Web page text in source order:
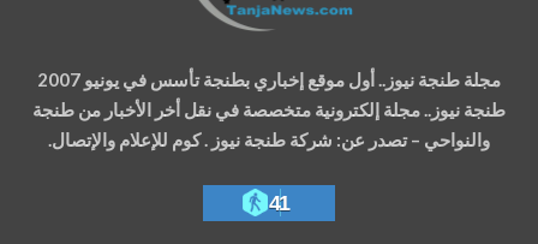
مجلة طنجة نيوز.. أول موقع إخباري بطنجة تأسس في يونيو 2007
طنجة نيوز.. مجلة إلكترونية متخصصة في نقل أخر الأخبار من طنجة
والنواحي – تصدر عن: شركة طنجة نيوز . كوم للإعلام والإتصال.
41